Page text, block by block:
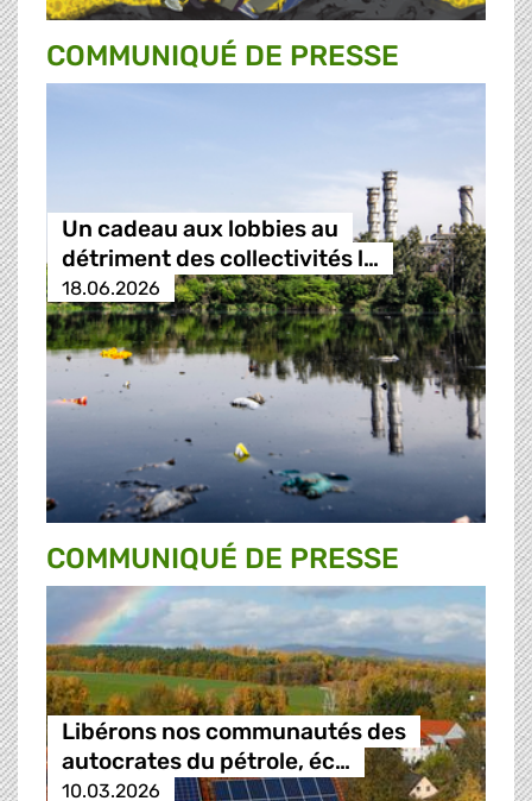
COMMUNIQUÉ DE PRESSE
Un cadeau aux lobbies au
détriment des collectivités l…
18.06.2026
COMMUNIQUÉ DE PRESSE
Libérons nos communautés des
autocrates du pétrole, éc…
10.03.2026